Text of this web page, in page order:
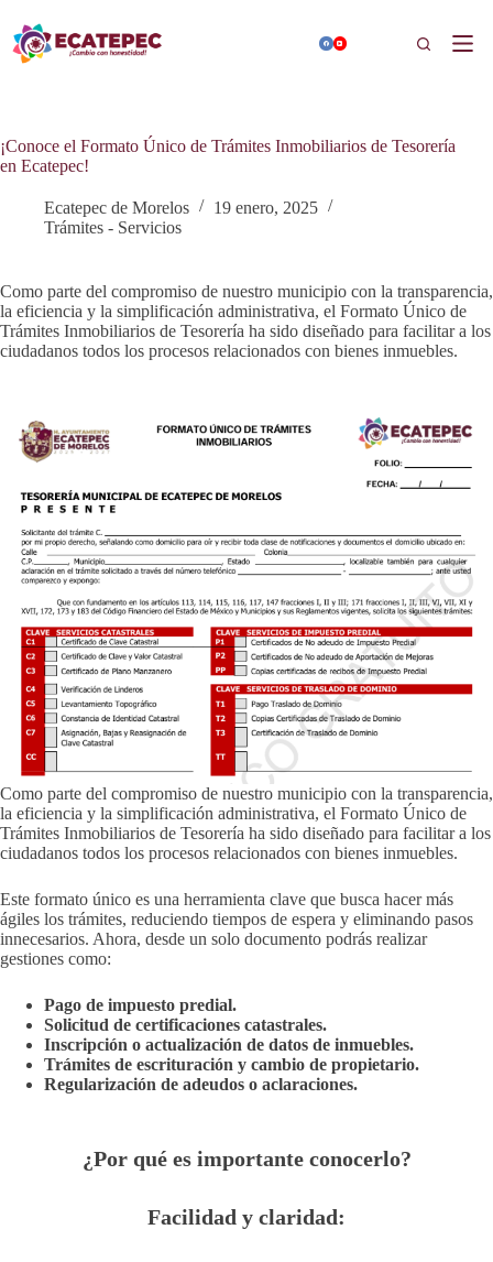
contenido
Buscar
¡Conoce el Formato Único de Trámites Inmobiliarios de Tesorería
en Ecatepec!
Ecatepec de Morelos
19 enero, 2025
Trámites - Servicios
Como parte del compromiso de nuestro municipio con la transparencia,
la eficiencia y la simplificación administrativa, el Formato Único de
Trámites Inmobiliarios de Tesorería ha sido diseñado para facilitar a los
ciudadanos todos los procesos relacionados con bienes inmuebles.
Como parte del compromiso de nuestro municipio con la transparencia,
la eficiencia y la simplificación administrativa, el Formato Único de
Trámites Inmobiliarios de Tesorería ha sido diseñado para facilitar a los
ciudadanos todos los procesos relacionados con bienes inmuebles.
Este formato único es una herramienta clave que busca hacer más
ágiles los trámites, reduciendo tiempos de espera y eliminando pasos
innecesarios. Ahora, desde un solo documento podrás realizar
gestiones como:
Pago de impuesto predial.
Solicitud de certificaciones catastrales.
Inscripción o actualización de datos de inmuebles.
Trámites de escrituración y cambio de propietario.
Regularización de adeudos o aclaraciones.
¿Por qué es importante conocerlo?
Facilidad y claridad: